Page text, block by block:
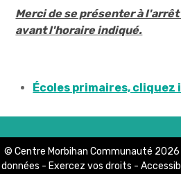
Centre Morbihan Tourisme
Hubenerco
MON COMPTE
LIENS PRATIQUES
Offres d'emploi
Merci de se présenter à
avant l'horaire indiqué.
Écoles primaires, cliquez
© Centre Morbihan Communauté
données - Exercez vos droits -